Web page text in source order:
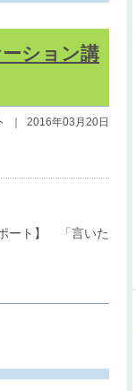
ション講
2016年03月20日
ート】 「言いた